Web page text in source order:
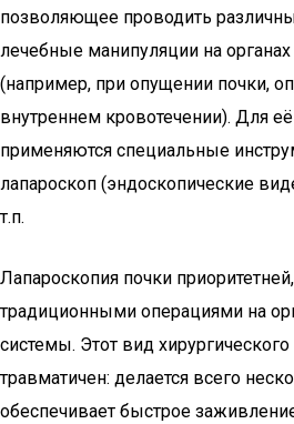
позволяющее проводить
лечебные манипуляции на
(например, при опущении почки,
внутреннем кровотечении). Для
применяются специальные
лапароскоп (эндоскопические
т.п.
Лапароскопия почки
традиционными операциями на
системы. Этот вид
травматичен: делается всего
обеспечивает быстрое